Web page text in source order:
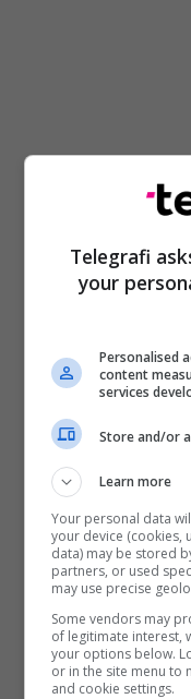
Anëtarësimi I
Telegrafi
your
Personalised
content
services
Store and/or
Learn more
Your personal data
your device (cookies,
data) may be stored
partners, or used
may use precise
Some vendors may
of legitimate interest,
your options below.
or in the site menu to
and cookie settings.